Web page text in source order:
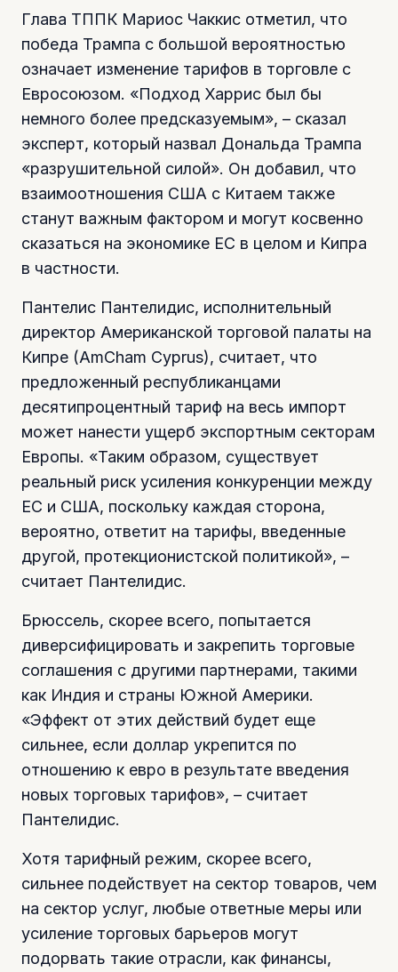
Глава ТППК Мариос Чаккис отметил, что
победа Трампа с большой вероятностью
означает изменение тарифов в торговле с
Евросоюзом. «Подход Харрис был бы
немного более предсказуемым», – сказал
эксперт, который назвал Дональда Трампа
«разрушительной силой». Он добавил, что
взаимоотношения США с Китаем также
станут важным фактором и могут косвенно
сказаться на экономике ЕС в целом и Кипра
в частности.
Пантелис Пантелидис, исполнительный
директор Американской торговой палаты на
Кипре (AmCham Cyprus), считает, что
предложенный республиканцами
десятипроцентный тариф на весь импорт
может нанести ущерб экспортным секторам
Европы. «Таким образом, существует
реальный риск усиления конкуренции между
ЕС и США, поскольку каждая сторона,
вероятно, ответит на тарифы, введенные
другой, протекционистской политикой», –
считает Пантелидис.
Брюссель, скорее всего, попытается
диверсифицировать и закрепить торговые
соглашения с другими партнерами, такими
как Индия и страны Южной Америки.
«Эффект от этих действий будет еще
сильнее, если доллар укрепится по
отношению к евро в результате введения
новых торговых тарифов», – считает
Пантелидис.
Хотя тарифный режим, скорее всего,
сильнее подействует на сектор товаров, чем
на сектор услуг, любые ответные меры или
усиление торговых барьеров могут
подорвать такие отрасли, как финансы,